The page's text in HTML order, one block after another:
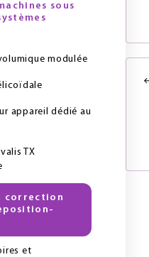
sous
modulée
appareil dédié au
TX
correction
et